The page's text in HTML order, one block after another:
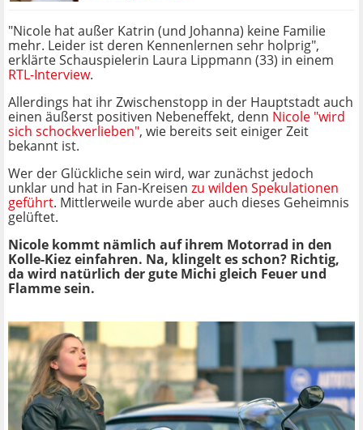
"Nicole hat außer Katrin (und Johanna) keine Familie
mehr. Leider ist deren Kennenlernen sehr holprig",
erklärte Schauspielerin Laura Lippmann (33) in einem
RTL-Interview.
Allerdings hat ihr Zwischenstopp in der Hauptstadt auch
einen äußerst positiven Nebeneffekt, denn Nicole "wird
sich schockverlieben", wie bereits seit einiger Zeit
bekannt ist.
Wer der Glückliche sein wird, war zunächst jedoch
unklar und hat in Fan-Kreisen zu wilden Spekulationen
geführt. Mittlerweile wurde aber auch dieses Geheimnis
gelüftet.
Nicole kommt nämlich auf ihrem Motorrad in den
Kolle-Kiez einfahren. Na, klingelt es schon? Richtig,
da wird natürlich der gute Michi gleich Feuer und
Flamme sein.